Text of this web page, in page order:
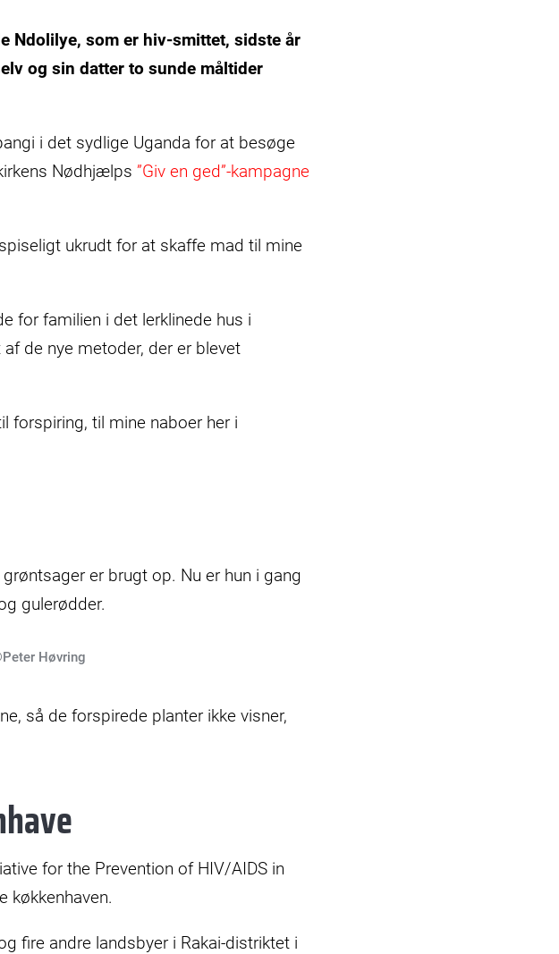
Ndolilye, som er hiv-smittet, sidste år
og sin datter to sunde måltider
i det sydlige Uganda for at besøge
Nødhjælps ”Giv en ged”-kampagne
ukrudt for at skaffe mad til mine
for familien i det lerklinede hus i
de nye metoder, der er blevet
forspiring, til mine naboer her i
er brugt op. Nu er hun i gang
gulerødder.
Høvring
så de forspirede planter ikke visner,
for the Prevention of HIV/AIDS in
køkkenhaven.
fire andre landsbyer i Rakai-distriktet i